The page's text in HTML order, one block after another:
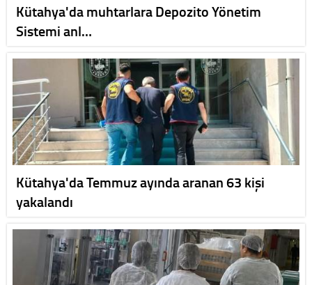
Kütahya'da muhtarlara Depozito Yönetim
Sistemi anl…
Kütahya'da Temmuz ayında aranan 63 kişi
yakalandı